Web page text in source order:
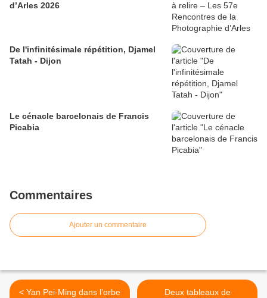
d’Arles 2026
​​​​​​​De l'infinitésimale répétition, Djamel
Tatah - Dijon
Le cénacle barcelonais de Francis
Picabia
Commentaires
Ajouter un commentaire
< Yan Pei-Ming dans l’orbe
Deux tableaux de